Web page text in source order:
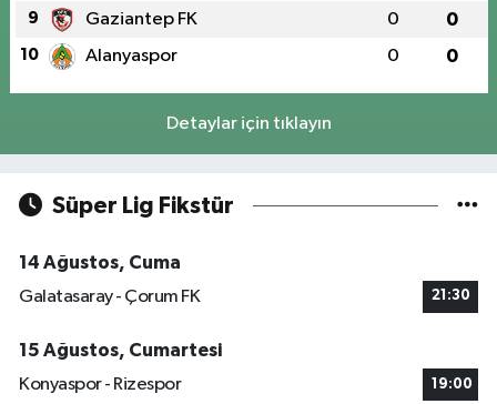
9 Gaziantep FK 0 0
10 Alanyaspor 0 0
Detaylar için tıklayın
Süper Lig Fikstür
14 Ağustos, Cuma
Galatasaray - Çorum FK
21:30
15 Ağustos, Cumartesi
Konyaspor - Rizespor
19:00